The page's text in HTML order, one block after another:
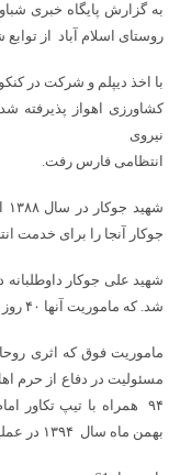
به گزارش پایگاه خبری
روستای اسلام آباد از
با اخذ دیپلم و شرکت در
کشاورزی اهواز پذیرفته
نیروی
انتظامی فارس رفت.
جوکار آنجا را برای خدمت
شد. که ماموریت آنها ۴۰ روز طول کشید.
ماموریت فوق که اثری
مسئولیت در دفاع از حرم
۹۴ همراه با تیپ
بهمن ماه سال ۱۳۹۴ در عملیات آزادسازی شهرهای نبل و الزهرا به شهادت رسید.